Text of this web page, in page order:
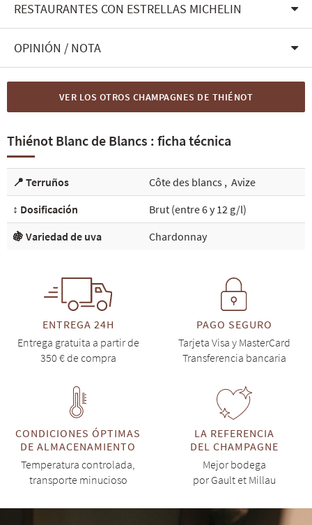
RESTAURANTES CON ESTRELLAS MICHELIN
OPINIÓN / NOTA
VER LOS OTROS CHAMPAGNES DE THIÉNOT
Thiénot Blanc de Blancs : ficha técnica
📍 Terruños Côte des blancs , Avize
↕️ Dosificación
Brut (entre 6 y 12 g/l)
🍇 Variedad de uva
Chardonnay
ENTREGA 24H
Entrega gratuita a partir de
350 € de compra
PAGO SEGURO
Tarjeta Visa y MasterCard
Transferencia bancaria
CONDICIONES ÓPTIMAS
DE ALMACENAMIENTO
Temperatura controlada,
transporte minucioso
LA REFERENCIA
DEL CHAMPAGNE
Mejor bodega
por Gault et Millau